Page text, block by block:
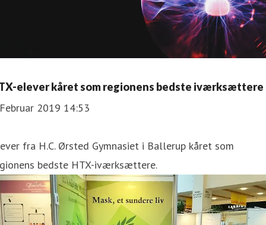
elever kåret som regionens bedste iværksættere
2019 14:53
fra H.C. Ørsted Gymnasiet i Ballerup kåret som
bedste HTX-iværksættere.